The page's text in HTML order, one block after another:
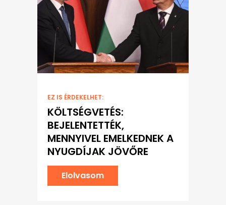
EZ IS ÉRDEKELHET:
KÖLTSÉGVETÉS:
BEJELENTETTÉK,
MENNYIVEL EMELKEDNEK A
NYUGDÍJAK JÖVŐRE
Elolvasom